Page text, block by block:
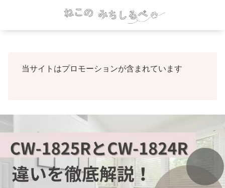
当サイトはプロモーションが含まれています